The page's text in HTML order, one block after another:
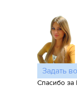
Задать
Спасибо